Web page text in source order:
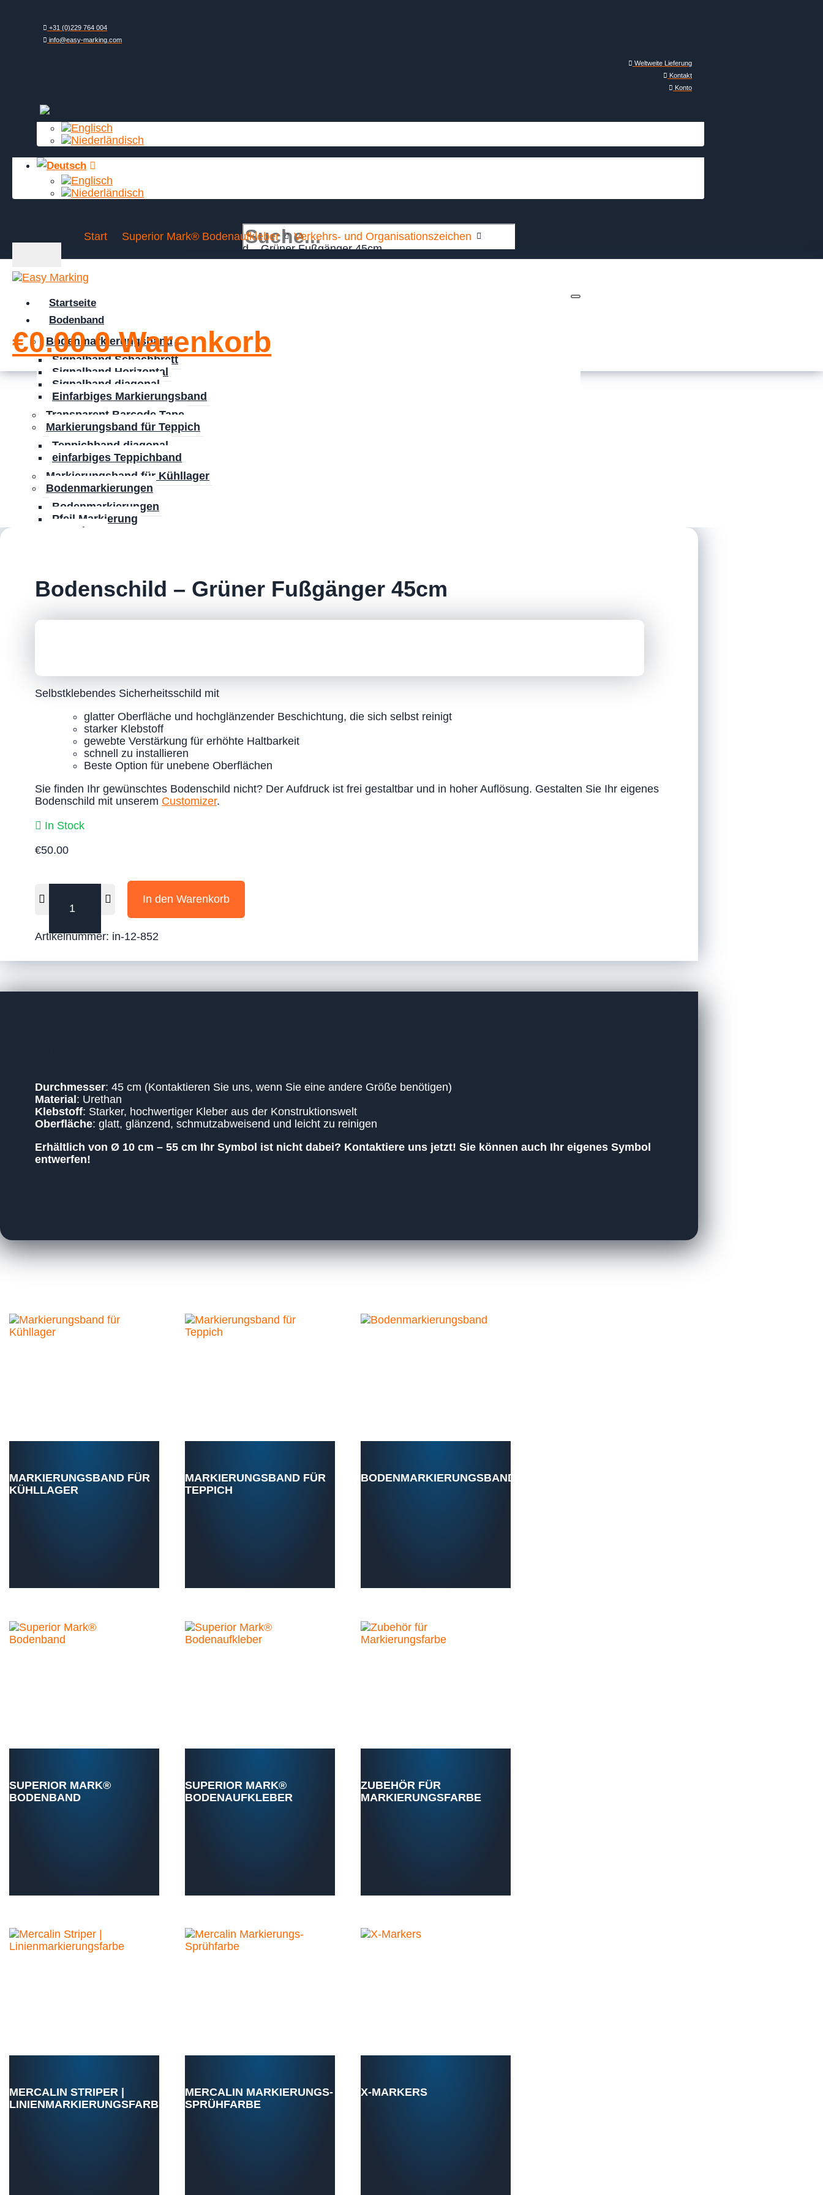
+31 (0)229 764 004
info@easy-marking.com
Weltweite Lieferung
Kontakt
Konto
Suche
Startseite
Bodenband
Bodenmarkierungsband
Signalband Schachbrett
Signalband Horizontal
Signalband diagonal
Einfarbiges Markierungsband
Transparent Barcode Tape
Markierungsband für Teppich
Teppichband diagonal
einfarbiges Teppichband
Markierungsband für Kühllager
Bodenmarkierungen
Bodenmarkierungen
Pfeil Markierung
L-Markers
Punktmarkierungen
Mercalin Markierungs-Sprühfarbe
Mercalin Striper | Linienmarkierungsfarbe
Zubehör für Markierungsfarbe
Musterbox
€0.00 0 Warenkorb
Start Superior Mark® Bodenaufkleber
Verkehrs- und Organisationszeichen
Bodenschild – Grüner Fußgänger 45cm
Bodenschild – Grüner Fußgänger 45cm
Selbstklebendes Sicherheitsschild mit
glatter Oberfläche und hochglänzender Beschichtung, die sich selbst reinigt
starker Klebstoff
gewebte Verstärkung für erhöhte Haltbarkeit
schnell zu installieren
Beste Option für unebene Oberflächen
Sie finden Ihr gewünschtes Bodenschild nicht? Der Aufdruck ist frei gestaltbar und in hoher Auflösung. Gestalten Sie Ihr eigenes
Bodenschild mit unserem Customizer.
In Stock
€50.00
Grüner
45cm
In den Warenkorb
Artikelnummer: in-12-852
Durchmesser: 45 cm (Kontaktieren Sie uns, wenn Sie eine andere Größe benötigen)
Material: Urethan
Klebstoff: Starker, hochwertiger Kleber aus der Konstruktionswelt
Oberfläche: glatt, glänzend, schmutzabweisend und leicht zu reinigen
Erhältlich von Ø 10 cm – 55 cm Ihr Symbol ist nicht dabei? Kontaktiere uns jetzt! Sie können auch Ihr eigenes Symbol
entwerfen!
MARKIERUNGSBAND FÜR
KÜHLLAGER
MARKIERUNGSBAND FÜR
TEPPICH
BODENMARKIERUNGSBAND
SUPERIOR MARK®
BODENBAND
SUPERIOR MARK®
BODENAUFKLEBER
ZUBEHÖR FÜR
MARKIERUNGSFARBE
MERCALIN STRIPER |
LINIENMARKIERUNGSFARBE
MERCALIN MARKIERUNGS-
SPRÜHFARBE
X-MARKERS